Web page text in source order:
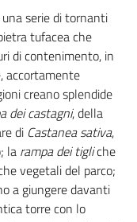
serie di tornanti
tufacea che
di contenimento, in
accortamente
creano splendide
dei castagni, della
di Castanea sativa,
la rampa dei tigliche
vegetali del parco;
a giungere davanti
torre con lo